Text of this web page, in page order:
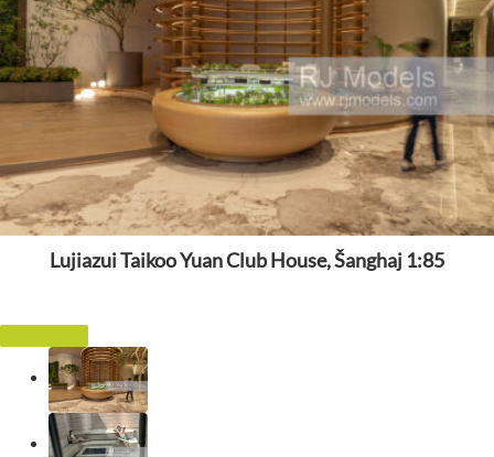
Lujiazui Taikoo Yuan Club House, Šanghaj 1:85